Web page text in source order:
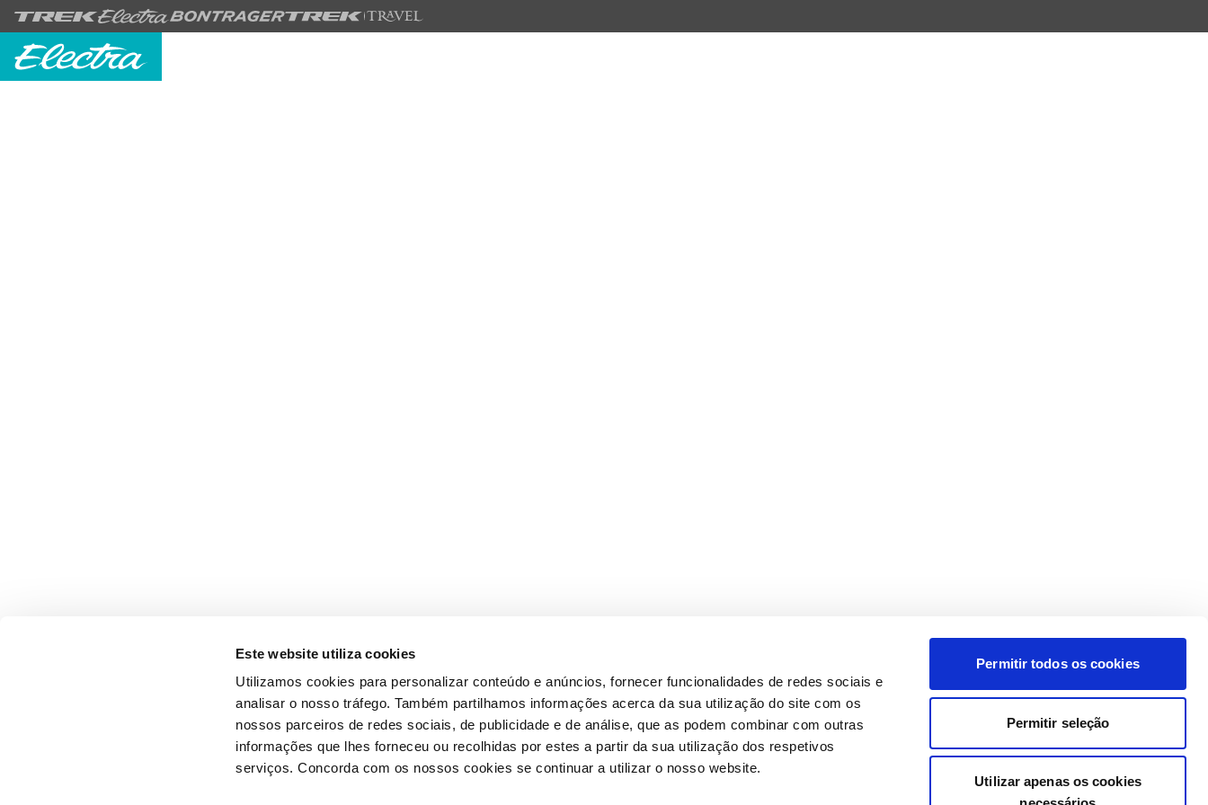
Este website utiliza cookies
Utilizamos cookies para personalizar conteúdo e anúncios, fornecer funcionalidades de redes sociais e
analisar o nosso tráfego. Também partilhamos informações acerca da sua utilização do site com os
nossos parceiros de redes sociais, de publicidade e de análise, que as podem combinar com outras
informações que lhes forneceu ou recolhidas por estes a partir da sua utilização dos respetivos
serviços. Concorda com os nossos cookies se continuar a utilizar o nosso website.
Permitir todos os cookies
Permitir seleção
Utilizar apenas os cookies